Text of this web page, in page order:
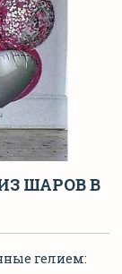
ШАРОВ В
гелием: